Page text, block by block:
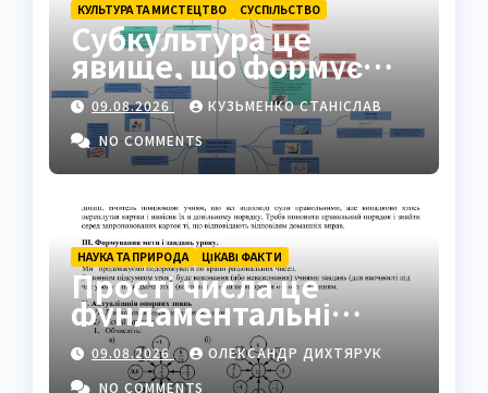
КУЛЬТУРА ТА МИСТЕЦТВО СУCПІЛЬСТВО
Субкультура це
явище, що формує
ідентичність груп у
суспільстві
09.08.2026
КУЗЬМЕНКО СТАНІСЛАВ
NO COMMENTS
НАУКА ТА ПРИРОДА ЦІКАВІ ФАКТИ
Прості числа це
фундаментальні
«атоми» математики
09.08.2026
ОЛЕКСАНДР ДИХТЯРУК
NO COMMENTS